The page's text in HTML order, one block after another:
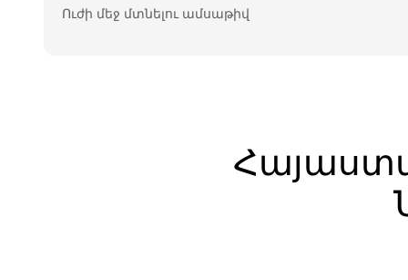
Ուժի մեջ մտնելու ամսաթիվ